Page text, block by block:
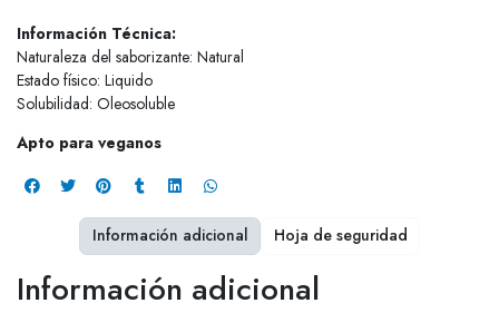
Información Técnica:
Naturaleza del saborizante: Natural
Estado físico: Liquido
Solubilidad: Oleosoluble
Apto para veganos
Información adicional
Información adicional Hoja de seguridad